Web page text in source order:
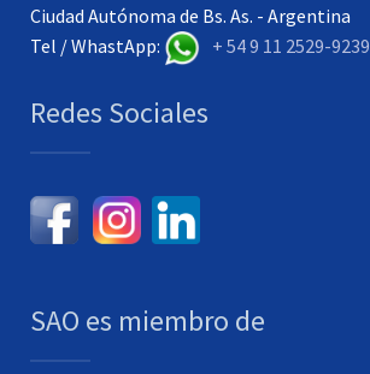
Ciudad Autónoma de Bs. As. - Argentina
Tel / WhastApp:
+ 54 9 11 2529-9239
Redes Sociales
SAO es miembro de